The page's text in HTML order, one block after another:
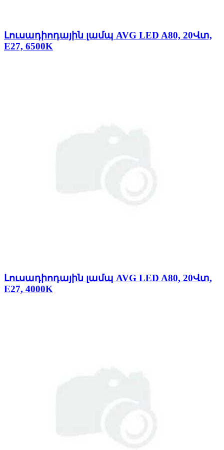
Լուսադիոդային լամպ AVG LED A80, 20Վտ,
E27, 6500K
Լուսադիոդային լամպ AVG LED A80, 20Վտ,
E27, 4000K